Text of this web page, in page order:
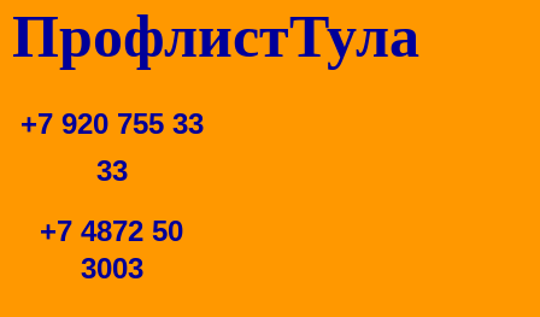
ПрофлистТула
+7 920 755 33
33
+7 4872 50
3003